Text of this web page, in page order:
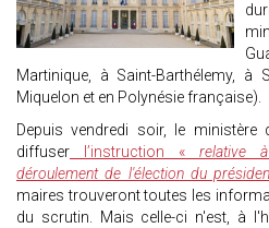
Martinique, à Saint-Barthélemy, à
Miquelon et en Polynésie française).
Depuis vendredi soir, le ministère
diffuser l’instruction « relative
déroulement de l'élection du
maires trouveront toutes les
du scrutin. Mais celle-ci n'est, à